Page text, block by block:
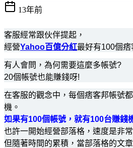
13年前
客服經常跟伙伴提起，
經營Yahoo百億分紅最好有100個痞
有人會問，為何需要這麼多帳號?
20個帳號也能賺錢呀!
在客服的觀念中，每個痞客邦帳號
機。
如果有100個帳號，就有100台賺錢
也許一開始經營部落格，速度是非
但隨著時間的累積，當部落格的文